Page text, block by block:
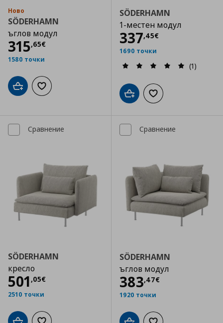
Ново
SÖDERHAMN
ъглов модул
315,65€
Цена
1580 точки
Добави в кошницата
Добави към списъка с любими
SÖDERHAMN
1-местен модул
337,45€
Цена
1690 точки
(1)
Добави в кошницата
Добави към
Сравнение
SÖDERHAMN
кресло
501 ,05€
Цена
2510 точки
Сравнение
SÖDERHAMN
ъглов модул
383,47€
Цена383,47 €
1920 точки